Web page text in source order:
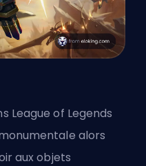
League of Legends
alors
aux objets